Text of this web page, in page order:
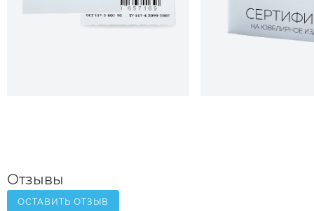
Отзывы
ОСТАВИТЬ ОТЗЫВ